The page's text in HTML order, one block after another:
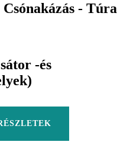
Csónakázás - Túra
-és